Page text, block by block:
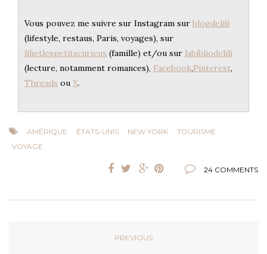
Vous pouvez me suivre sur Instagram sur blogdelili
(lifestyle, restaus, Paris, voyages), sur
lilietlespetitscurieux (famille) et/ou sur labibliodelili
(lecture, notamment romances), Facebook,Pinterest,
Threads ou X.
AMÉRIQUE ÉTATS-UNIS NEW YORK
TOURISME
VOYAGE
24 COMMENTS
PREVIOUS